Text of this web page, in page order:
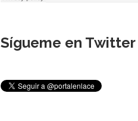
Sígueme en Twitter